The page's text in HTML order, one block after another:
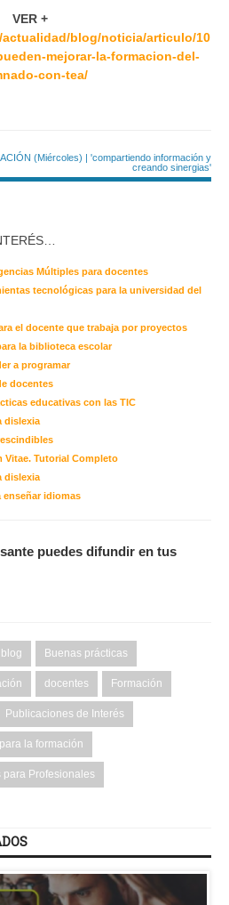
VER +
blog/noticia/articulo/10
mejorar-la-formacion-del-
con-tea/
(Miércoles) | 'compartiendo información y
creando sinergias'
Múltiples para docentes
tecnológicas para la universidad del
el docente que trabaja por proyectos
la biblioteca escolar
a programar
docentes
educativas con las TIC
dislexia
Vitae. Tutorial Completo
dislexia
enseñar idiomas
puedes difundir en tus
blog Buenas prácticas
docentes Formación
Publicaciones de Interés
la formación
para Profesionales